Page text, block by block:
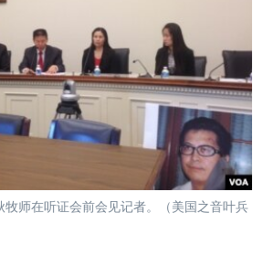
师在听证会前会见记者。（美国之音叶兵